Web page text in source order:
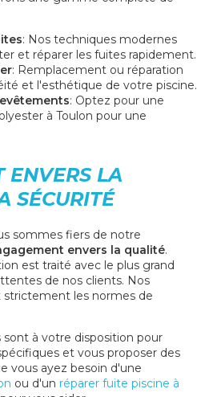
: Nos techniques modernes
et réparer les fuites rapidement.
: Remplacement ou réparation
et l'esthétique de votre piscine.
: Optez pour une
à Toulon pour une
ENVERS LA
SÉCURITÉ
sommes fiers de notre
envers la qualité.
est traité avec le plus grand
de nos clients. Nos
les normes de
à votre disposition pour
et vous proposer des
vous ayez besoin d'une
ou d'un réparer fuite piscine à